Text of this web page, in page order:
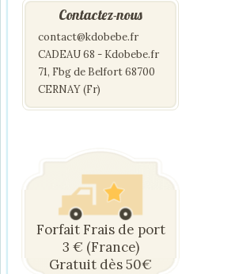
Contactez-nous
contact@kdobebe.fr
CADEAU 68 - Kdobebe.fr
71, Fbg de Belfort 68700
CERNAY (Fr)
Forfait Frais de port
3 € (France)
Gratuit dès 50€